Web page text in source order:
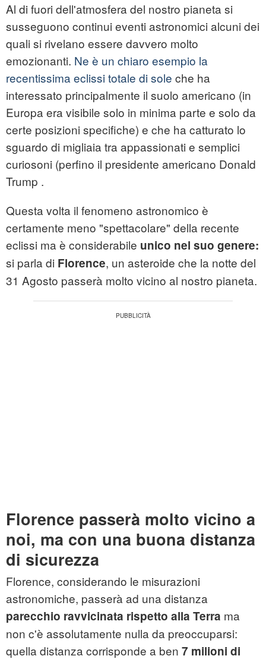
Al di fuori dell'atmosfera del nostro pianeta si
susseguono continui eventi astronomici alcuni dei
quali si rivelano essere davvero molto
emozionanti. Ne è un chiaro esempio la
recentissima eclissi totale di sole che ha
interessato principalmente il suolo americano (in
Europa era visibile solo in minima parte e solo da
certe posizioni specifiche) e che ha catturato lo
sguardo di migliaia tra appassionati e semplici
curiosoni (perfino il presidente americano Donald
Trump .
Questa volta il fenomeno astronomico è
certamente meno "spettacolare" della recente
eclissi ma è considerabile unico nel suo genere:
si parla di Florence, un asteroide che la notte del
31 Agosto passerà molto vicino al nostro pianeta.
Florence passerà molto vicino a
noi, ma con una buona distanza
di sicurezza
Florence, considerando le misurazioni
astronomiche, passerà ad una distanza
parecchio ravvicinata rispetto alla Terra ma
non c'è assolutamente nulla da preoccuparsi:
quella distanza corrisponde a ben 7 milioni di